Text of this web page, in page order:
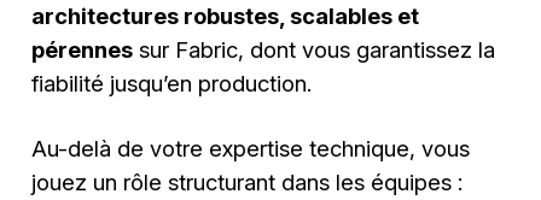
architectures robustes, scalables et
pérennes sur Fabric, dont vous garantissez la
fiabilité jusqu’en production.
Au-delà de votre expertise technique, vous
jouez un rôle structurant dans les équipes :